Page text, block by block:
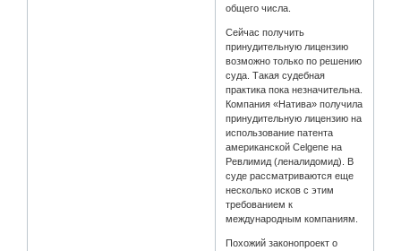
общего числа.
Сейчас получить
принудительную лицензию
возможно только по решению
суда. Такая судебная
практика пока незначительна.
Компания «Натива» получила
принудительную лицензию на
использование патента
американской Celgene на
Ревлимид (леналидомид). В
суде рассматриваются еще
несколько исков с этим
требованием к
международным компаниям.
Похожий законопроект о